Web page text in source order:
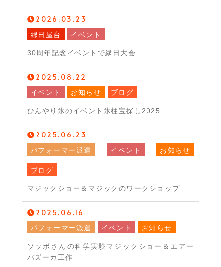
2026.03.23
縁日屋台 イベント
30周年記念イベントで縁日大会
2025.08.22
イベント お知らせ ブログ
ひんやり氷のイベント氷柱宝探し2025
2025.06.23
パフォーマー派遣 イベント お知らせ
ブログ
マジックショー＆マジックのワークショップ
2025.06.16
パフォーマー派遣 イベント お知らせ
ソッポさんの科学実験マジックショー＆エアー
バズーカ工作